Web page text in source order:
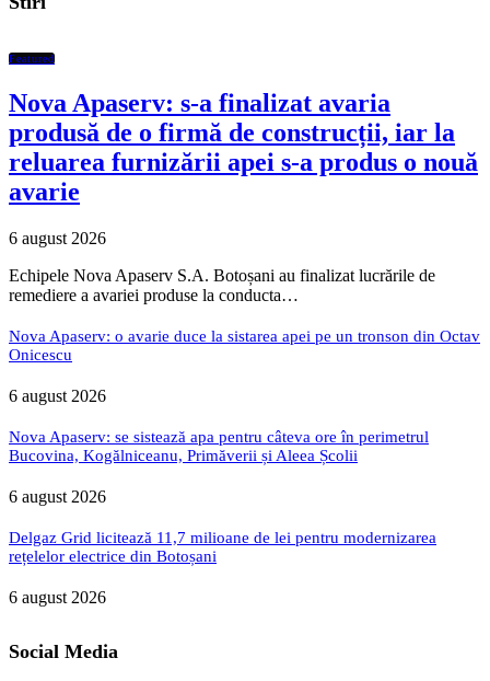
Featured
Nova Apaserv: s-a finalizat avaria
produsă de o firmă de construcții, iar la
reluarea furnizării apei s-a produs o nouă
avarie
6 august 2026
Echipele Nova Apaserv S.A. Botoșani au finalizat lucrările de
remediere a avariei produse la conducta…
Nova Apaserv: o avarie duce la sistarea apei pe un tronson din Octav
Onicescu
6 august 2026
Nova Apaserv: se sistează apa pentru câteva ore în perimetrul
Bucovina, Kogălniceanu, Primăverii și Aleea Școlii
6 august 2026
Delgaz Grid licitează 11,7 milioane de lei pentru modernizarea
rețelelor electrice din Botoșani
6 august 2026
Social Media